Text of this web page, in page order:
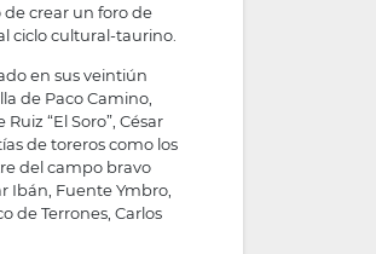
crear un foro de
ciclo cultural-taurino.
en sus veintiún
de Paco Camino,
“El Soro”, César
de toreros como los
del campo bravo
Ibán, Fuente Ymbro,
de Terrones, Carlos